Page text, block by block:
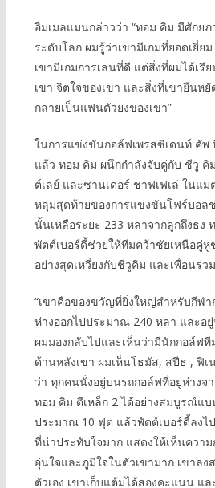
อิมเมลแมนกล่าวว่า “ทอม คิม มีศักย
ระดับโลก ผมรู้ว่าเขามีเกมที่ยอดเยี่ย
เขามีเกมการเล่นที่ดี แต่สิ่งที่ผมได้เรี
เขา จิตใจของเขา และสิ่งที่เขายืนห
กลายเป็นแฟนตัวยงของเขา”
ในการแข่งขันกอล์ฟเพรสซิเดนท์ คัพ
แล้ว ทอม คิม ผนึกกำลังจับคู่กับ ชีวู
ต์เลย์ และซานเดอร์ ชาฟเฟเล่ ในแ
หลุมสุดท้ายของการแข่งขันโฟร์บอล
นั้นเหลือระยะ 233 หลาจากลูกถึงธง
พัตต์เบอร์ดี้ช่วยให้ทีมคว้าชัยเหนือคู่หู
อย่างสุดเหวี่ยงกับชีวูคิม และเพื่อนร่
“เขาคือของขวัญที่ยิ่งใหญ่สำหรับกีฬา
ห่างออกไปประมาณ 240 หลา และอ
ผมมองกลับไปและเห็นว่ามีนักกอล์ฟที
ด้านหลังเขา ผมเห็นโธมัส, สปีธ , ฟิเ
ว่า ทุกคนนั่งอยู่บนรถกอล์ฟที่อยู่ห่างจ
ทอม คิม ตีเหล็ก 2 ได้อย่างสมบูรณ์แบ
ประมาณ 10 ฟุต แล้วพัตต์เบอร์ดี้ลงไ
ที่น่าประทับใจมาก แสดงให้เห็นควา
อุ่นใจและภูมิใจในตัวเขามาก เขาล
ตัวเอง เขาเก็บแต้มได้สองคะแนน แ